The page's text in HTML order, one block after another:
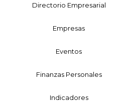
Directorio Empresarial
Empresas
Eventos
Finanzas Personales
Indicadores